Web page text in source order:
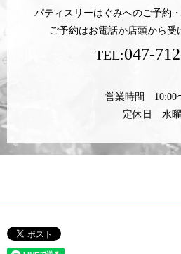
パティスリーはぐみへのご予約
ご予約はお電話か店頭から受
TEL:047-
営業時間 10:00
定休日 水曜